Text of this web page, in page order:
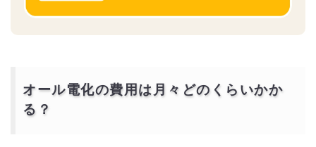
オール電化の費用は月々どのくらいかか
る？